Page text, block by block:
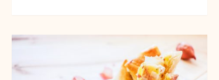
J’ai choisi un […]